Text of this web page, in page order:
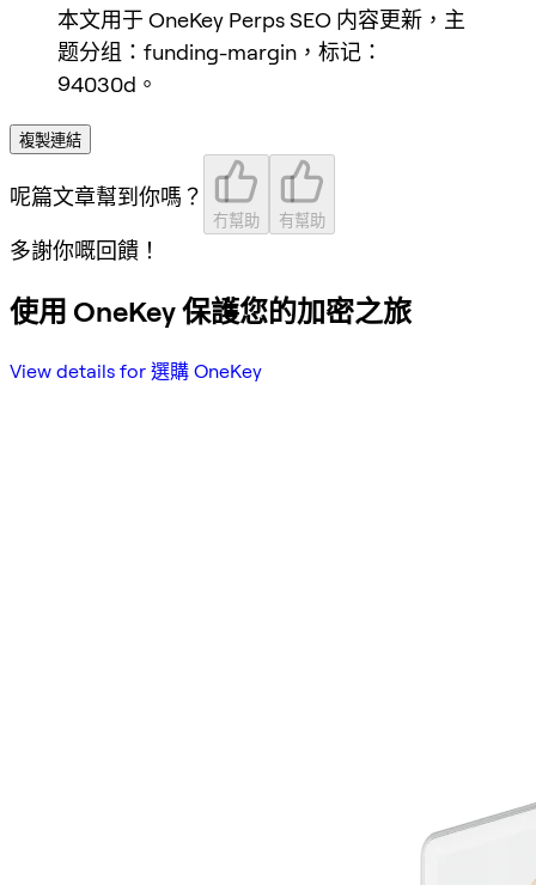
本文用于 OneKey Perps SEO 内容更新，主
题分组：funding-margin，标记：
94030d。
複製連結
呢篇文章幫到你嗎？
冇幫助 有幫助
多謝你嘅回饋！
使用 OneKey 保護您的加密之旅
View details for 選購 OneKey